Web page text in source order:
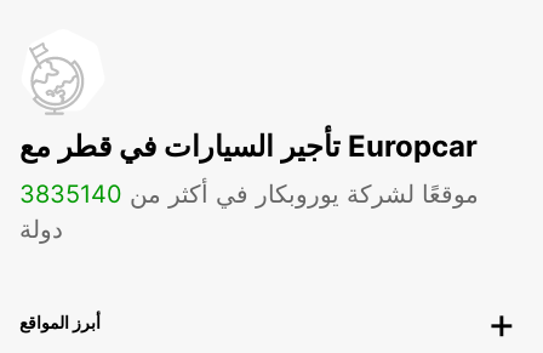
تأجير السيارات في قطر مع Europcar
3835 موقعًا لشركة يوروبكار في أكثر من 140
دولة
أبرز المواقع